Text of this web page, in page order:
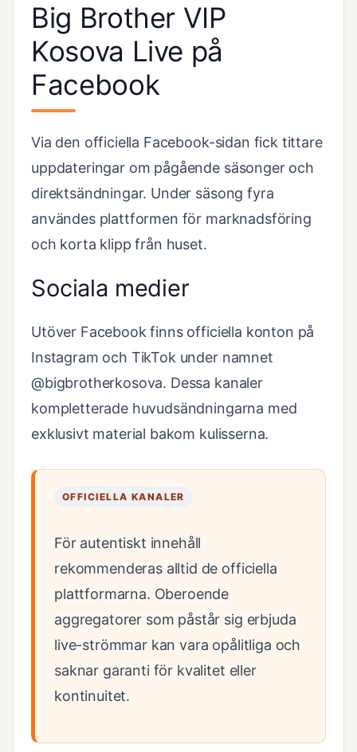
Big Brother VIP
Kosova Live på
Facebook
Via den officiella Facebook-sidan fick tittare
uppdateringar om pågående säsonger och
direktsändningar. Under säsong fyra
användes plattformen för marknadsföring
och korta klipp från huset.
Sociala medier
Utöver Facebook finns officiella konton på
Instagram och TikTok under namnet
@bigbrotherkosova. Dessa kanaler
kompletterade huvudsändningarna med
exklusivt material bakom kulisserna.
OFFICIELLA KANALER
För autentiskt innehåll
rekommenderas alltid de officiella
plattformarna. Oberoende
aggregatorer som påstår sig erbjuda
live-strömmar kan vara opålitliga och
saknar garanti för kvalitet eller
kontinuitet.